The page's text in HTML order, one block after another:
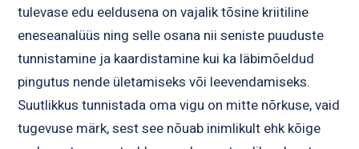
tulevase edu eeldusena on vajalik tõsine kriitiline
eneseanalüüs ning selle osana nii seniste puuduste
tunnistamine ja kaardistamine kui ka läbimõeldud
pingutus nende ületamiseks või leevendamiseks.
Suutlikkus tunnistada oma vigu on mitte nõrkuse, vaid
tugevuse märk, sest see nõuab inimlikult ehk kõige